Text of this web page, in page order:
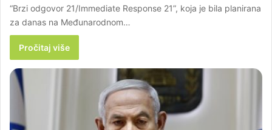
“Brzi odgovor 21/Immediate Response 21”, koja je bila planirana
za danas na Međunarodnom…
Pročitaj više